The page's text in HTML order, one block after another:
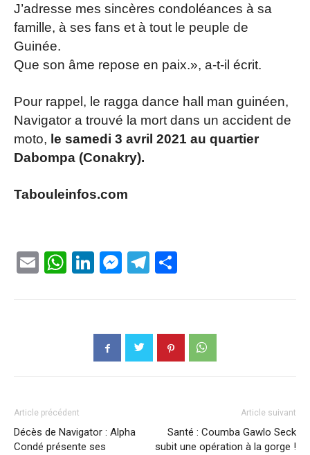
J’adresse mes sincères condoléances à sa
famille, à ses fans et à tout le peuple de
Guinée.
Que son âme repose en paix.», a-t-il écrit.
Pour rappel, le ragga dance hall man guinéen,
Navigator a trouvé la mort dans un accident de
moto, le samedi 3 avril 2021 au quartier
Dabompa (Conakry).
Tabouleinfos.com
EmailWhatsApp
LinkedIn
Messenger
Telegram
Article précédent
Décès de Navigator : Alpha
Condé présente ses
Article suivant
Santé : Coumba Gawlo Seck
subit une opération à la gorge !